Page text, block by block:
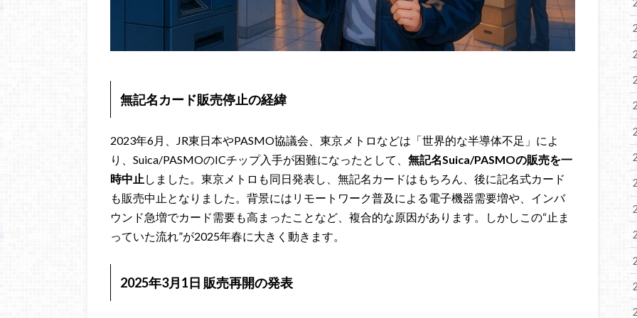
無記名カード販売停止の経緯
2023年6月、JR東日本やPASMO協議会、東京メトロなどは「世界的な半導体不足」によ
り、Suica/PASMOのICチップ入手が困難になったとして、 無記名Suica/PASMOの販売を一
時中止 しました。東京メトロも同日発表し、無記名カードはもちろん、後に記名式カード
も販売中止となりました。背景にはリモートワーク普及による電子機器需要増や、インバ
ウンド急増でカード需要も高まったことなど、複合的な原因があります。しかしこの“止ま
っていた流れ”が2025年春に大きく動きます。
2025年3月1日 販売再開の発表